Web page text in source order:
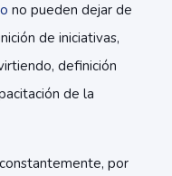
no pueden dejar de
de iniciativas,
definición
de la
por